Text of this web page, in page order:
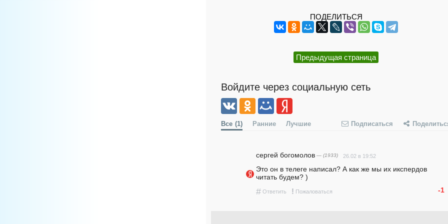
ПОДЕЛИТЬСЯ
Предыдущая страница
Войдите через социальную сеть
Все (1) Ранние Лучшие Подписаться
сергей богомолов — (1933) 26.02 в 19:52
Это он в телеге написал? А как же мы их икспердов
читать будем? )
# Ответить ! Пожаловаться -1